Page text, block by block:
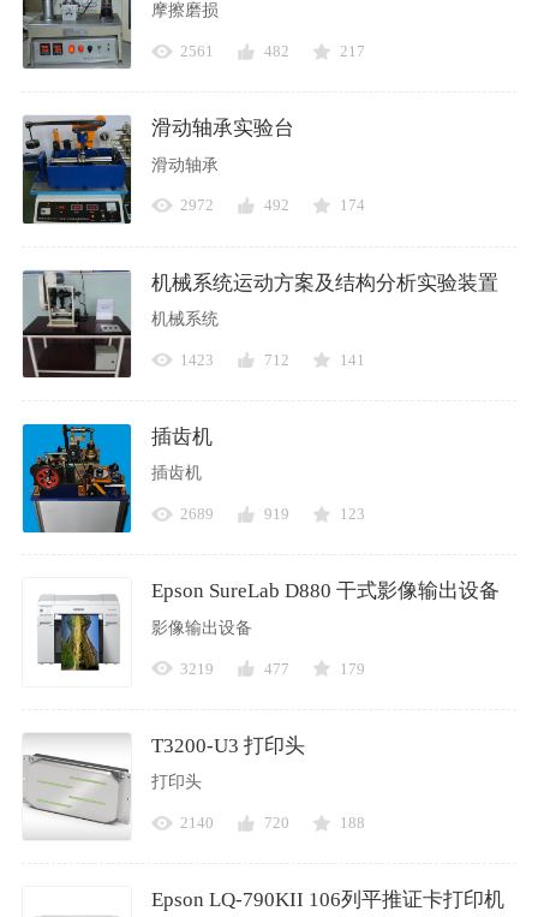
摩擦磨损
2561 482 217
滑动轴承实验台
滑动轴承
2972 492 174
机械系统运动方案及结构分析实验装置
机械系统
1423 712 141
插齿机
插齿机
2689 919 123
Epson SureLab D880 干式影像输出设备
影像输出设备
3219 477 179
T3200-U3 打印头
打印头
2140 720 188
Epson LQ-790KII 106列平推证卡打印机